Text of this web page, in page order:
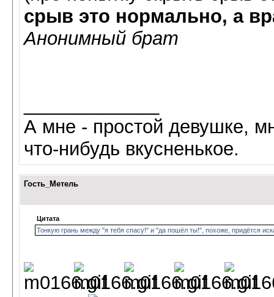
срыв это нормально, а
Анонимный брат
А мне - простой девушке,
что-нибудь вкусненькое.
Гость_Метель
Цитата
Тонкую грань между "я тебя спасу!" и "да пошёл ты!", похоже, придётся